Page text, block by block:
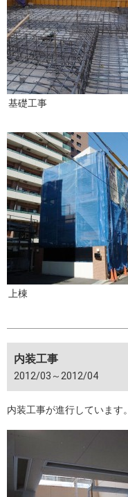
基礎工事
上棟
内装工事
2012/03～2012/04
内装工事が進行しています。